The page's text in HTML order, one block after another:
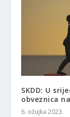
SKDD: U
obveznica
6. ožujka 2023.